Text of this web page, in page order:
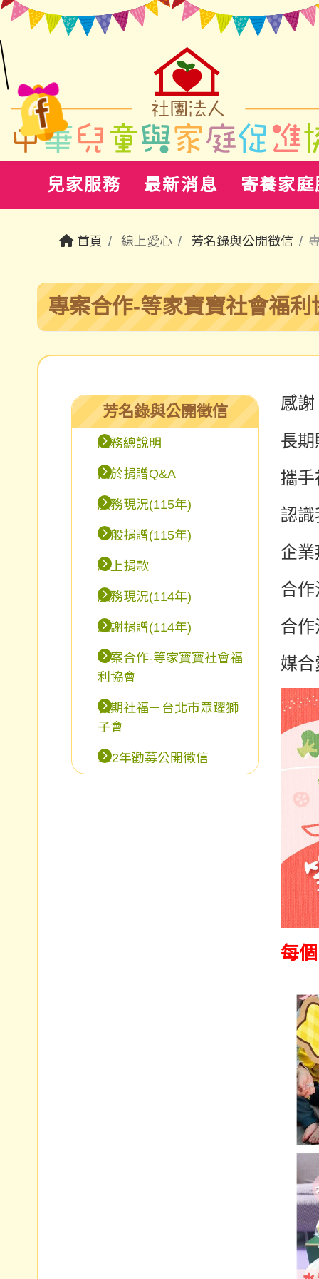
兒家服務 最新消息 寄養家
首頁 線上愛心 芳名錄與公開徵信
專案合作-等家寶寶社會福
芳名錄與公開徵信
服務總說明
關於捐贈Q&A
服務現況(115年)
一般捐贈(115年)
線上捐款
服務現況(114年)
感謝捐贈(114年)
專案合作-等家寶寶社會福
利協會
長期社福－台北市眾躍獅
子會
112年勸募公開徵信
感
長
攜手
認
企
合
合
媒
每